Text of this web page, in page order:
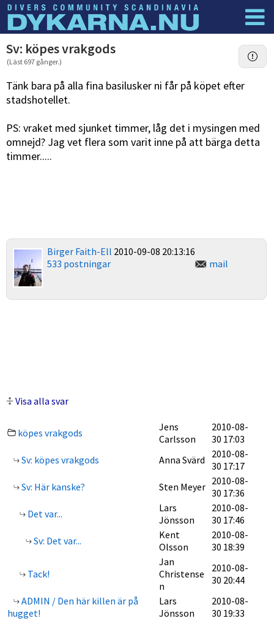
Dyknyheter Logga in
Sv: köpes vrakgods
(Läst 697 gånger.)
Tänk bara på alla fina basilusker ni får på köpet efter
stadshotellet.
PS: vraket med sjunket timmer, låg det i mysingen med
omnejd? Jag vet flera som varit inne på att bärga detta
timmer.....
Birger Faith-Ell 2010-09-08 20:13:16
533 postningar
mail
Visa alla svar
köpes vrakgods
Jens
Carlsson
2010-08-
30 17:03
Sv: köpes vrakgods
Anna Svärd
2010-08-
30 17:17
Sv: Här kanske?
Sten Meyer 2010-08-
30 17:36
Det var...
Lars
Jönsson
2010-08-
30 17:46
Sv: Det var...
Kent
Olsson
2010-08-
30 18:39
Tack!
Jan
Christense
n
2010-08-
30 20:44
ADMIN / Den här killen är på
hugget!
Lars
Jönsson
2010-08-
30 19:33